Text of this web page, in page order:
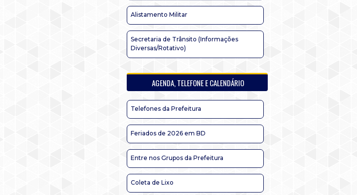
Alistamento Militar
Secretaria de Trânsito (Informações
Diversas/Rotativo)
AGENDA, TELEFONE E CALENDÁRIO
Telefones da Prefeitura
Feriados de 2026 em BD
Entre nos Grupos da Prefeitura
Coleta de Lixo